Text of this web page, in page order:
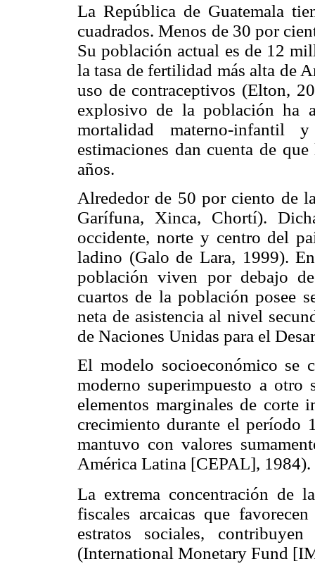
La República de Guatemala
cuadrados. Menos de 30 por
Su población actual es de 12
la tasa de fertilidad más alta de
uso de contraceptivos (Elton,
explosivo de la población ha
mortalidad materno-infantil
estimaciones dan cuenta de
años.
Alrededor de 50 por ciento de
Garífuna, Xinca, Chortí).
occidente, norte y centro del
ladino (Galo de Lara, 1999).
población viven por debajo
cuartos de la población posee
neta de asistencia al nivel
de Naciones Unidas para el
El modelo socioeconómico se
moderno superimpuesto a otro
elementos marginales de corte
crecimiento durante el período
mantuvo con valores
América Latina [CEPAL], 1984).
La extrema concentración de
fiscales arcaicas que
estratos sociales,
(International Monetary Fund